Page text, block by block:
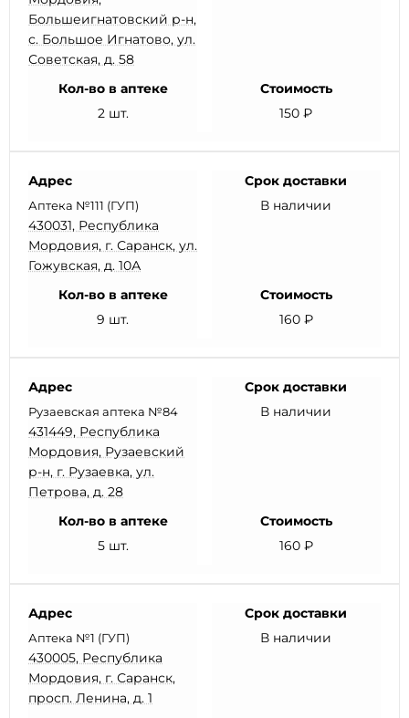
Большеигнатовский р-н,
с. Большое Игнатово, ул.
Советская, д. 58
Кол-во в аптеке
2 шт.
Стоимость
150 ₽
Адрес
Аптека №111 (ГУП)
430031, Республика
Мордовия, г. Саранск, ул.
Гожувская, д. 10А
Срок доставки
В наличии
Кол-во в аптеке
9 шт.
Стоимость
160 ₽
Адрес
Рузаевская аптека №84
431449, Республика
Мордовия, Рузаевский
р-н, г. Рузаевка, ул.
Петрова, д. 28
Срок доставки
В наличии
Кол-во в аптеке
5 шт.
Стоимость
160 ₽
Адрес
Аптека №1 (ГУП)
430005, Республика
Мордовия, г. Саранск,
просп. Ленина, д. 1
Срок доставки
В наличии